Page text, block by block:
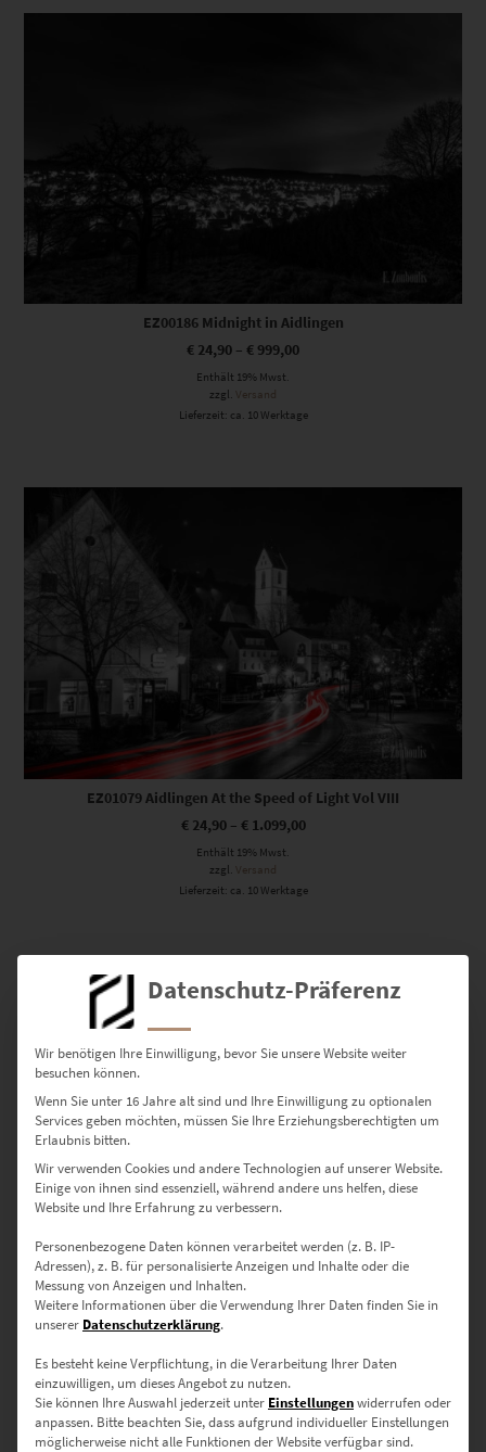
Dieses Produkt weist mehrere Varianten auf. Die Optionen können auf der Produktseite gewählt werden
EZ00186 Midnight in Aidlingen
€ 24,90 – € 999,00
Enthält 19% Mwst.
zzgl. Versand
Lieferzeit: ca. 10 Werktage
Dieses Produkt weist mehrere Varianten auf. Die Optionen können auf der Produktseite gewählt werden
EZ01079 Aidlingen At the Speed of Light Vol VIII
€24,90– €1.099,00
Enthält 19% Mwst.
zzgl. Versand
Lieferzeit: ca. 10 Werktage
Dieses Produkt weist mehrere Varianten auf. Die Optionen können auf der Produktseite gewählt werden
EZ01078 Aidlingen At the Speed of Light Vol VII
€24,90–€1.099,00
Enthält 19% Mwst.
Lieferzeit: ca. 10 Werktage
Dieses Produkt weist mehrere Varianten auf. Die Optionen können auf der Produktseite gewählt werden
Datenschutz-Präferenz
Wir benötigen Ihre Einwilligung, bevor Sie unsere Website weiter
besuchen können.
Wenn Sie unter 16 Jahre alt sind und Ihre Einwilligung zu optionalen
Services geben möchten, müssen Sie Ihre Erziehungsberechtigten um
Erlaubnis bitten.
Wir verwenden Cookies und andere Technologien auf unserer Website.
Einige von ihnen sind essenziell, während andere uns helfen, diese
Website und Ihre Erfahrung zu verbessern.
Personenbezogene Daten können verarbeitet werden (z. B. IP-
Adressen), z. B. für personalisierte Anzeigen und Inhalte oder die
Messung von Anzeigen und Inhalten.
Weitere Informationen über die Verwendung Ihrer Daten finden Sie in
unserer Datenschutzerklärung.
Es besteht keine Verpflichtung, in die Verarbeitung Ihrer Daten
einzuwilligen, um dieses Angebot zu nutzen.
Sie können Ihre Auswahl jederzeit unter Einstellungenwiderrufen oder
anpassen. Bitte beachten Sie, dass aufgrund individueller Einstellungen
möglicherweise nicht alle Funktionen der Website verfügbar sind.